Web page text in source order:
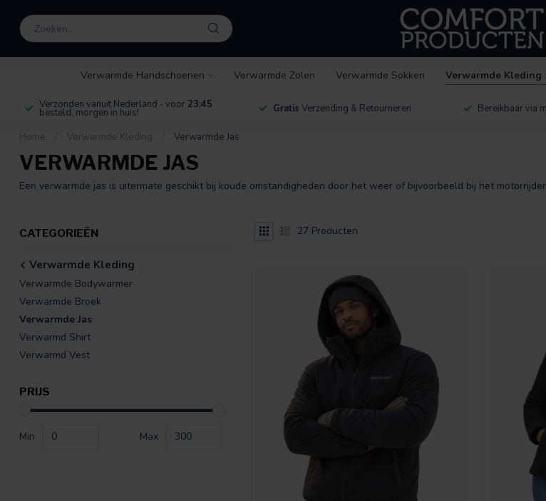
Verwarmde Handschoenen Verwarmde Zolen Verwarmde Sokken Verwarmde Kleding
Verzonden vanuit Nederland - voor 23:45
besteld, morgen in huis! Gratis Verzending & Retourneren Bereikbaar via
Home Verwarmde Kleding Verwarmde Jas
VERWARMDE JAS
Een verwarmde jas is uitermate geschikt bij koude omstandigheden door het weer of bijvoorbeeld bij het
CATEGORIEËN
Verwarmde Kleding
Verwarmde Bodywarmer
Verwarmde Broek
Verwarmde Jas
Verwarmd Shirt
Verwarmd Vest
PRIJS
Min Max
27 Producten